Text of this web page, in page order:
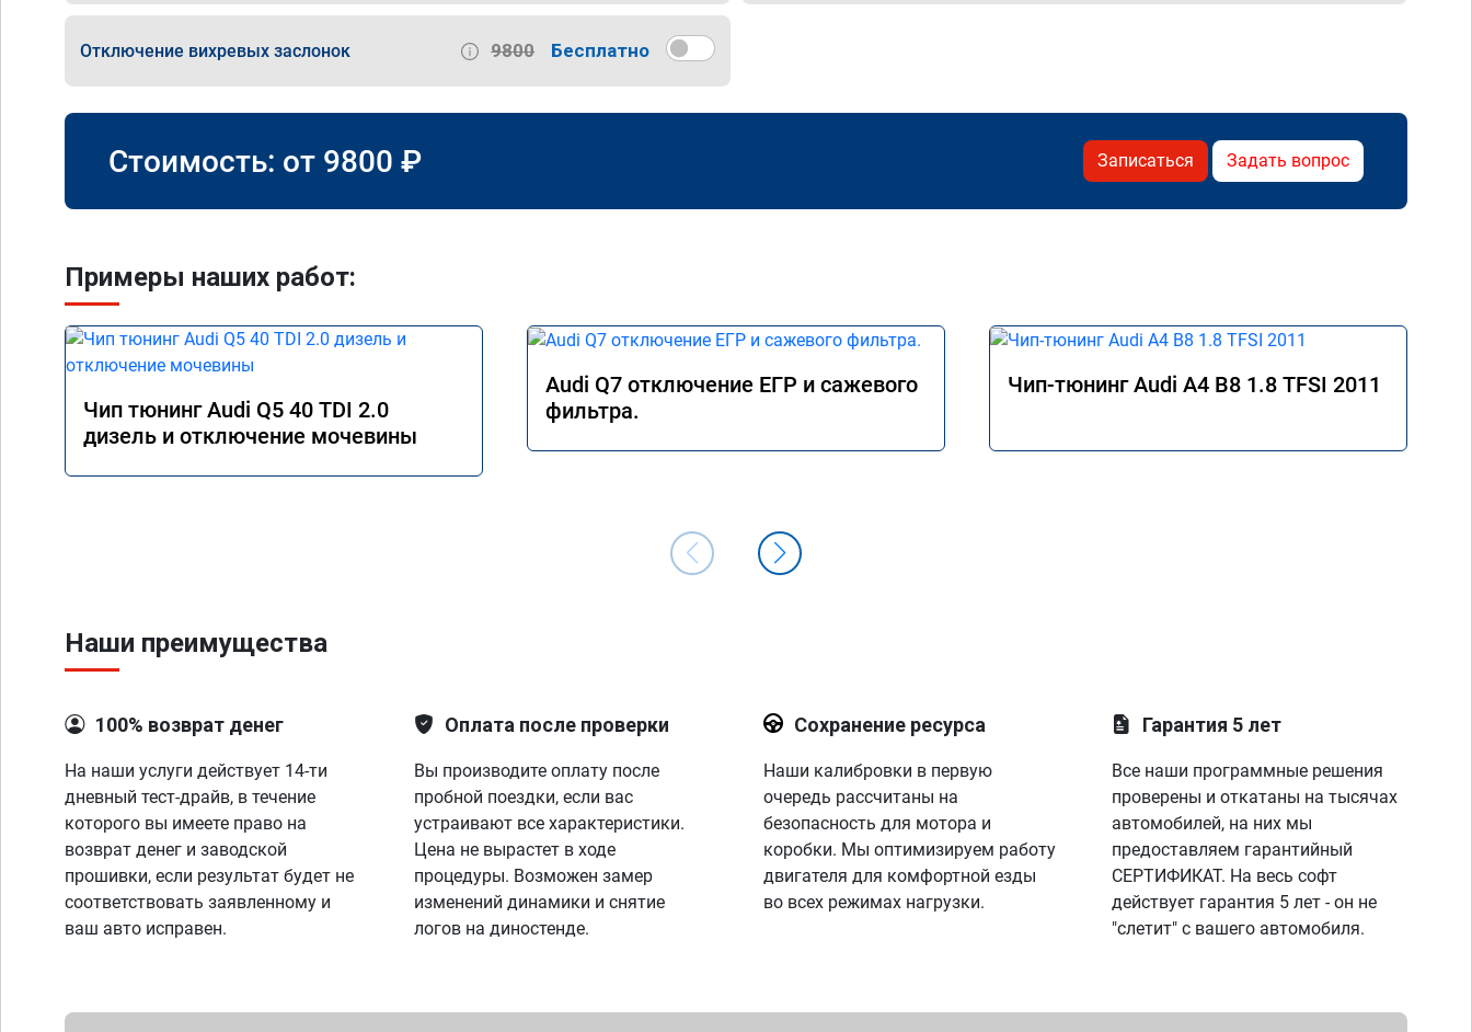
Отключение вихревых заслонок 9800 Бесплатно
Стоимость: от 9800 ₽ Записаться Задать вопрос
Примеры наших работ:
Чип тюнинг Audi Q5 40 TDI 2.0
дизель и отключение мочевины
Audi Q7 отключение ЕГР и сажевого
фильтра.
Чип-тюнинг Audi A4 B8 1.8 TFSI 2011
Наши преимущества
100% возврат денег
На наши услуги действует 14-ти
дневный тест-драйв, в течение
которого вы имеете право на
возврат денег и заводской
прошивки, если результат будет не
соответствовать заявленному и
ваш авто исправен.
Оплата после проверки
Вы производите оплату после
пробной поездки, если вас
устраивают все характеристики.
Цена не вырастет в ходе
процедуры. Возможен замер
изменений динамики и снятие
логов на диностенде.
Сохранение ресурса
Наши калибровки в первую
очередь рассчитаны на
безопасность для мотора и
коробки. Мы оптимизируем работу
двигателя для комфортной езды
во всех режимах нагрузки.
Гарантия 5 лет
Все наши программные решения
проверены и откатаны на тысячах
автомобилей, на них мы
предоставляем гарантийный
СЕРТИФИКАТ. На весь софт
действует гарантия 5 лет - он не
"слетит" с вашего автомобиля.